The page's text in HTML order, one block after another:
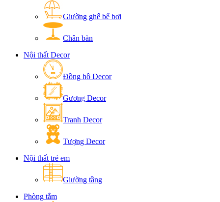
Giường ghế bể bơi
Chân bàn
Nội thất Decor
Đồng hồ Decor
Gương Decor
Tranh Decor
Tượng Decor
Nội thất trẻ em
Giường tầng
Phòng tắm